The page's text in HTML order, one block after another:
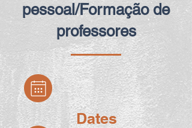
pessoal/Formação de
professores
Dates